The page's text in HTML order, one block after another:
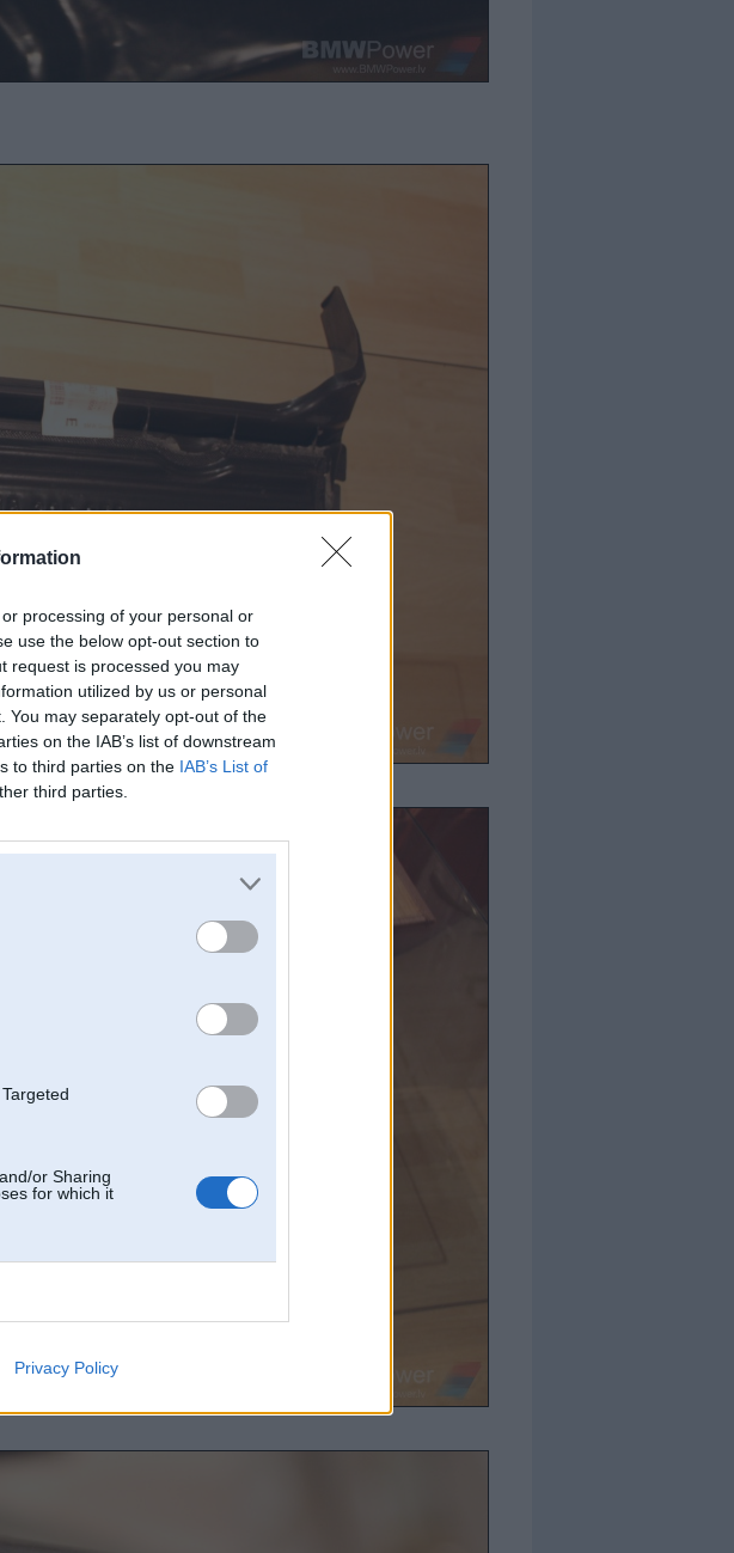
processing of your personal or
use the below opt-out section to
request is processed you may
utilized by us or personal
You may separately opt-out of the
on the IAB’s list of downstream
to third parties on the IAB’s List of
third parties.
or Sharing
for which it
Privacy Policy